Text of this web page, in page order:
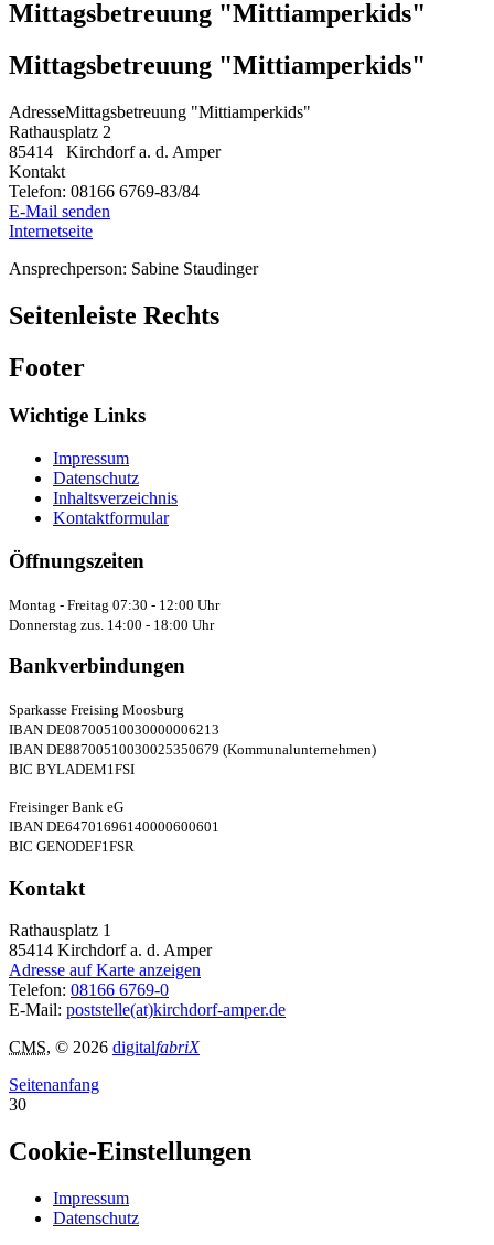
Mittagsbetreuung "Mittiamperkids"
Mittagsbetreuung "Mittiamperkids"
AdresseMittagsbetreuung "Mittiamperkids"
Rathausplatz 2
85414
Kirchdorf a. d. Amper
Kontakt
Telefon: 08166 6769-83/84
E-Mail senden
Internetseite
Ansprechperson: Sabine Staudinger
Seitenleiste Rechts
Footer
Wichtige Links
Impressum
Datenschutz
Inhaltsverzeichnis
Kontaktformular
Öffnungszeiten
Montag - Freitag 07:30 - 12:00 Uhr
Donnerstag zus. 14:00 - 18:00 Uhr
Bankverbindungen
Sparkasse Freising Moosburg
IBAN DE08700510030000006213
IBAN DE88700510030025350679 (Kommunalunternehmen)
BIC BYLADEM1FSI
Freisinger Bank eG
IBAN DE64701696140000600601
BIC GENODEF1FSR
Kontakt
Rathausplatz 1
85414 Kirchdorf a. d. Amper
Adresse auf Karte anzeigen
Telefon: 08166 6769-0
E-Mail: poststelle(at)kirchdorf-amper.de
CMS, © 2026 digitalfabriX
Seitenanfang
30
Cookie-Einstellungen
Impressum
Datenschutz